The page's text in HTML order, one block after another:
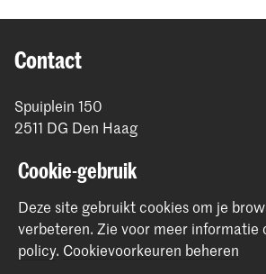
Contact
Spuiplein 150
2511 DG Den Haag
info@koncon.nl
Volg ons
Blijf op de hoogte
Cookie-gebruik
Deze site gebruikt cookies om je
verbeteren. Zie voor meer informatie
policy. Cookievoorkeuren beheren